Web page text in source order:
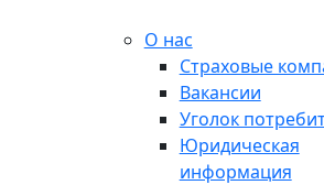
О нас
Страховые
Вакансии
Уголок
Юридическая
информация